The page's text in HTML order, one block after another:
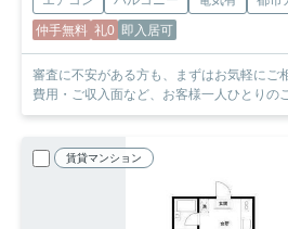
仲手無料 礼0 即入居可
審査に不安がある方も、まずはお気軽にご相談くださ
費用・ご収入面など、お客様一人ひとりの
賃貸マンション